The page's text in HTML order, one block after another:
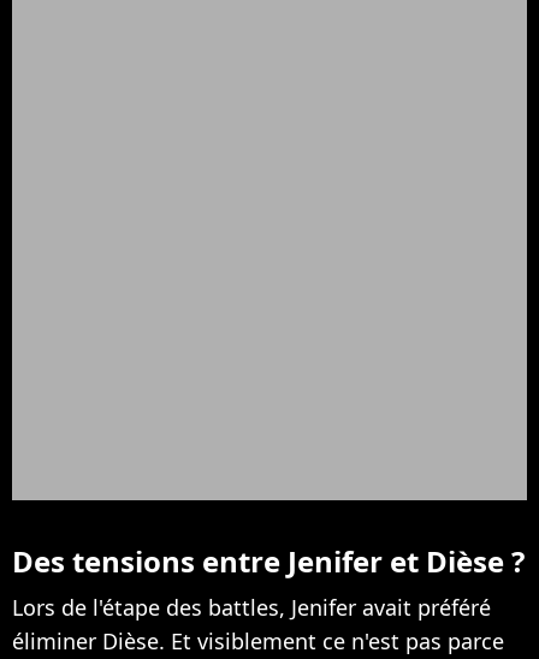
Des tensions entre Jenifer et Dièse ?
Lors de l'étape des battles, Jenifer avait préféré
éliminer Dièse. Et visiblement ce n'est pas parce